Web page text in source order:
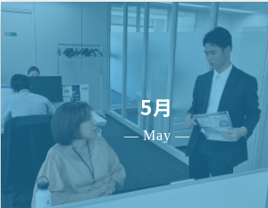
5月
— May —